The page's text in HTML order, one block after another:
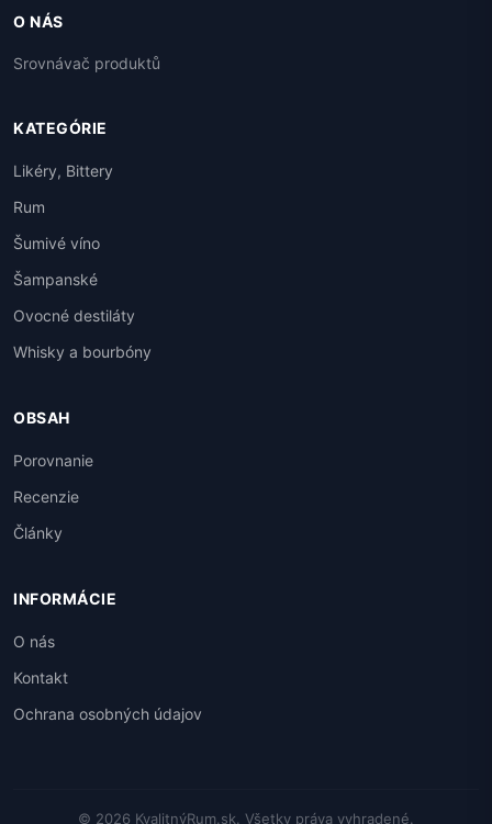
O NÁS
Srovnávač produktů
KATEGÓRIE
Likéry, Bittery
Rum
Šumivé víno
Šampanské
Ovocné destiláty
Whisky a bourbóny
OBSAH
Porovnanie
Recenzie
Články
INFORMÁCIE
O nás
Kontakt
Ochrana osobných údajov
© 2026 KvalitnýRum.sk. Všetky práva vyhradené.